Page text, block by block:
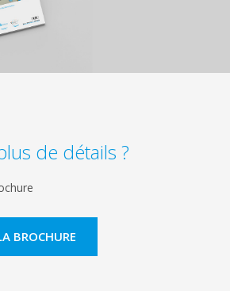
de détails ?
BROCHURE